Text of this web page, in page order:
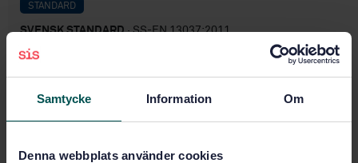
Samtycke Information Om
Denna webbplats använder cookies
STANDARD
SVENSK STANDARD· SS-EN 13037:2011
Jordförbättringsmedel och odlingssubstrat -
Prenumerera på standarden - Läs mer